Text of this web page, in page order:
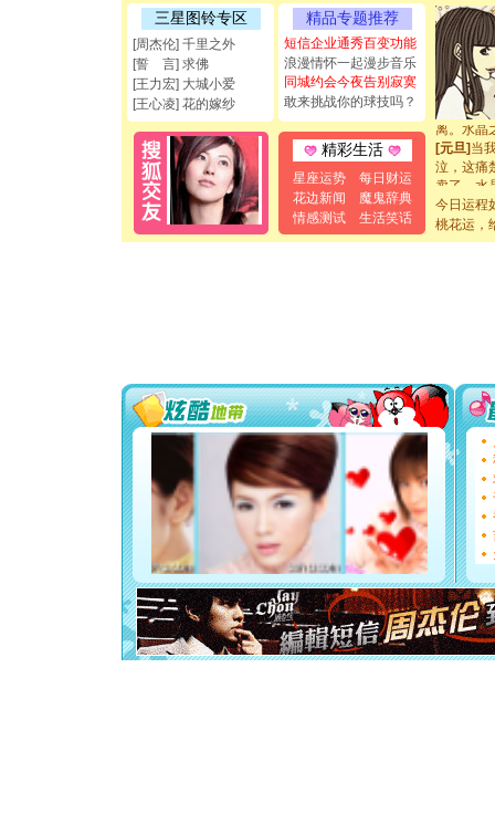
三星图铃专区
[周杰伦] 千里之外
[誓 言] 求佛
[王力宏] 大城小爱
[王心凌] 花的嫁纱
精品专题推荐
短信企业通秀百变功能
浪漫情怀一起漫步音乐
同城约会今夜告别寂寞
敢来挑战你的球技吗？
精彩生活
星座运势
每日财运
花边新闻
魔鬼辞典
情感测试
生活笑话
如意,快
[元旦]看
断电。爱
你是我专
[元旦]如
起；二是
离。水晶
[元旦]当
泣，这痛
卖了。水
[春节]风
颜！冬去
道一声平
能正大光
都要快乐
[圣诞节]
如意,快
[元旦]
看
断电。
你是我
[元旦]
如
起；二
离。水
[元旦]
泣，这痛
卖了。水
[春节]风
颜！冬去
今日运程
桃花运，